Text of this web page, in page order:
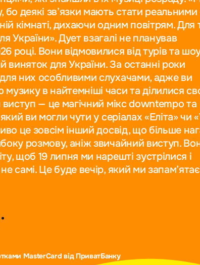
бо деякі зв’язки мають стати
кімнаті, дихаючи одним повітрям. Для
України». Дует взагалі не планував
році. Вони відмовилися від турів та
виняток для України. За останні роки
для них особливими слухачами, адже ви
музику в найтемніші часи та ділилися
виступ — це магічний мікс downtempo та
ви могли чути у серіалах «Еліта» чи
це зовсім інший досвід, що більше
розмову, аніж звичайний виступ.
щоб 19 липня ми нарешті зустрілися і
самі. Це буде вечір, який ми
MasterCard від ПриватБанку